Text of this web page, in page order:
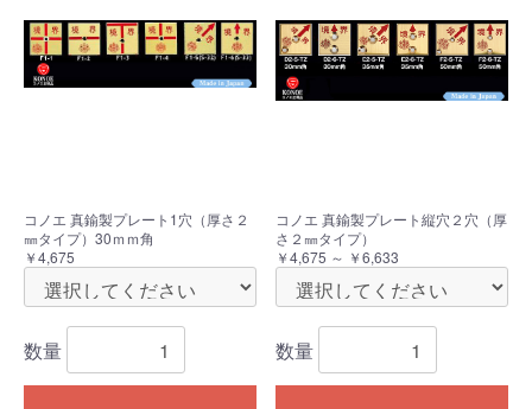
コノエ 真鍮製プレート1穴（厚さ２
㎜タイプ）30ｍｍ角
￥4,675
数量
コノエ 真鍮製プレート縦穴２穴（厚
さ２㎜タイプ）
￥4,675 ～ ￥6,633
数量